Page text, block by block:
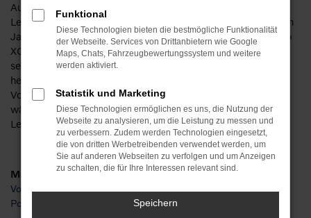
Automobilbereich beraten wir kompetent und mit viel
Leidenschaft für Fahrzeuge. Des Weiteren sind wir seit vielen
Jahren Vertragshändler und entsprechend Experten für Volvo
XC60 Neuwagen. Kundinnen und Kunden aus Hof gelagen
seit vielen Jahren zu uns und erfreuen sich an unserem
herausragenden Service. Natürlich kommen wir Ihnen beim
Volvo XC60 Neuwagen auch preislich gern entgegen. Wie
wäre es beispielsweise mit einer Finanzierung oder einem
Leasingangebot? Bei uns kein Problem.
Marken
Volvo
Polestar
Funktional
Diese Technologien bieten die bestmögliche Funktionalität
der Webseite. Services von Drittanbietern wie Google
Maps, Chats, Fahrzeugbewertungssystem und weitere
werden aktiviert.
Statistik und Marketing
Diese Technologien ermöglichen es uns, die Nutzung der
Webseite zu analysieren, um die Leistung zu messen und
zu verbessern. Zudem werden Technologien eingesetzt,
die von dritten Werbetreibenden verwendet werden, um
Sie auf anderen Webseiten zu verfolgen und um Anzeigen
zu schalten, die für Ihre Interessen relevant sind.
Speichern